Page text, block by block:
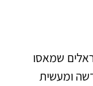
שמאסו
ומעשית